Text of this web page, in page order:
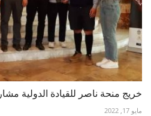
خريج منحة ناصر للقيادة الدولية
مايو 17, 2022